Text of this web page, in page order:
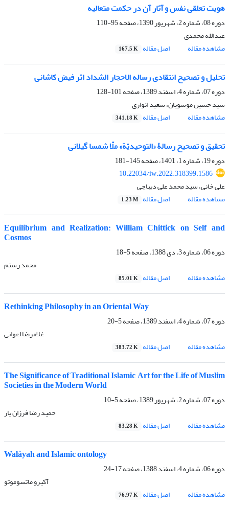
هویت تعلقی نفس و آثار آن در حکمت متعالیه
دوره 08، شماره 2، شهریور 1390، صفحه
95-110
عبدالله محمدی
مشاهده مقاله
اصل مقاله 167.5 K
تحلیل و تصحیح انتقادی رساله الاحجار الشداد اثر فیض کاشانی
دوره 07، شماره 4، اسفند 1389، صفحه
101-128
سید حسین موسویان، سعید انواری
مشاهده مقاله
اصل مقاله 341.18 K
تحقیق و تصحیح رسالۀ «التوحیدیّة» ملّا شمسا گیلانی
دوره 19، شماره 1، 1401، صفحه
145-181
10.22034/iw.2022.318399.1586
علی خانی، سید محمد علی دیباجی
مشاهده مقاله
اصل مقاله 1.23 M
Equilibrium and Realization: William Chittick on Self and
Cosmos
دوره 06، شماره 3، دی 1388، صفحه
5-18
محمد رستم
مشاهده مقاله
اصل مقاله 85.01 K
Rethinking Philosophy in an Oriental Way
دوره 07، شماره 4، اسفند 1389، صفحه
5-20
غلامرضا اعوانی
مشاهده مقاله
اصل مقاله 383.72 K
The Significance of Traditional Islamic Art for the Life of Muslim
Societies in the Modern World
دوره 07، شماره 2، شهریور 1389، صفحه
5-10
حمید رضا فرزان یار
مشاهده مقاله
اصل مقاله 83.28 K
Walåyah and Islamic ontology
دوره 06، شماره 4، اسفند 1388، صفحه
17-24
آکیرو ماتسوموتو
مشاهده مقاله
اصل مقاله 76.97 K